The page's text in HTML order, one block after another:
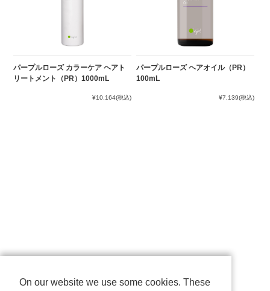
パープルローズ カラーケア ヘアト
リートメント（PR）1000mL
¥10,164(税込)
パープルローズ ヘアオイル（PR）
100mL
¥7,139(税込)
On our website we use some cookies. These